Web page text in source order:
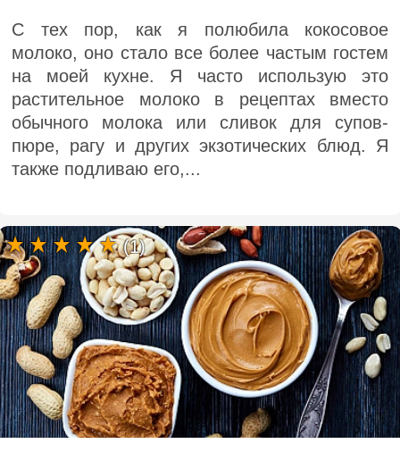
С тех пор, как я полюбила кокосовое
молоко, оно стало все более частым гостем
на моей кухне. Я часто использую это
растительное молоко в рецептах вместо
обычного молока или сливок для супов-
пюре, рагу и других экзотических блюд. Я
также подливаю его,...
(1)